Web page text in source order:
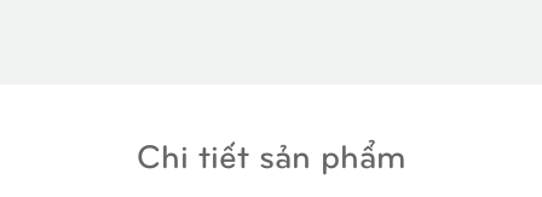
Chi tiết sản phẩm